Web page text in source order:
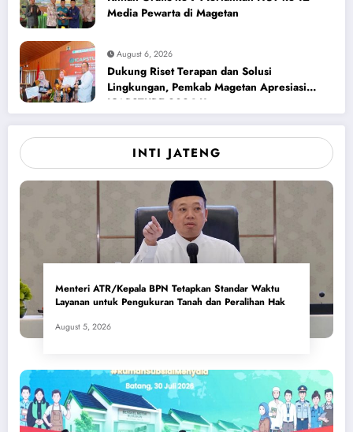
Media Pewarta di Magetan
August 6, 2026
Dukung Riset Terapan dan Solusi
Lingkungan, Pemkab Magetan Apresiasi
ICAPSTURE 2026 Unesa
INTI JATENG
Menteri ATR/Kepala BPN Tetapkan Standar Waktu
Layanan untuk Pengukuran Tanah dan Peralihan Hak
August 5, 2026